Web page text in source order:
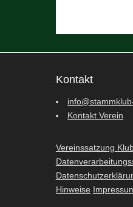
Kontakt
Kontakt Verein
Vereinssatzung
Hinweise